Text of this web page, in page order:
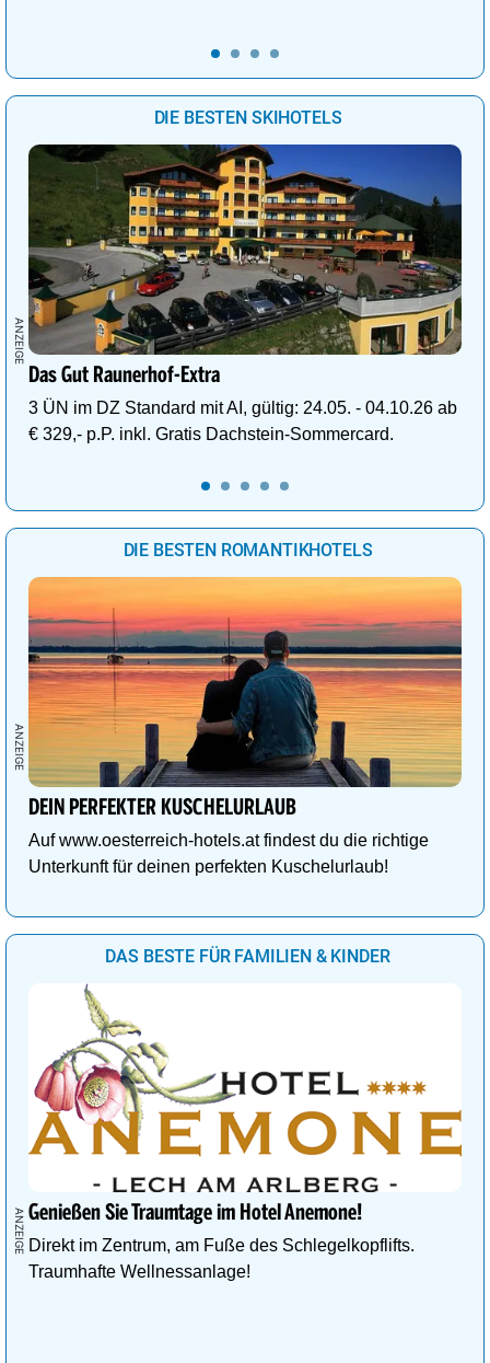
DIE BESTEN SKIHOTELS
Das Gut Raunerhof-Extra
3 ÜN im DZ Standard mit AI, gültig: 24.05. - 04.10.26 ab
€ 329,- p.P. inkl. Gratis Dachstein-Sommercard.
DIE BESTEN ROMANTIKHOTELS
DEIN PERFEKTER KUSCHELURLAUB
Auf www.oesterreich-hotels.at findest du die richtige
Unterkunft für deinen perfekten Kuschelurlaub!
DAS BESTE FÜR FAMILIEN & KINDER
Genießen Sie Traumtage im Hotel Anemone!
Direkt im Zentrum, am Fuße des Schlegelkopflifts.
Traumhafte Wellnessanlage!